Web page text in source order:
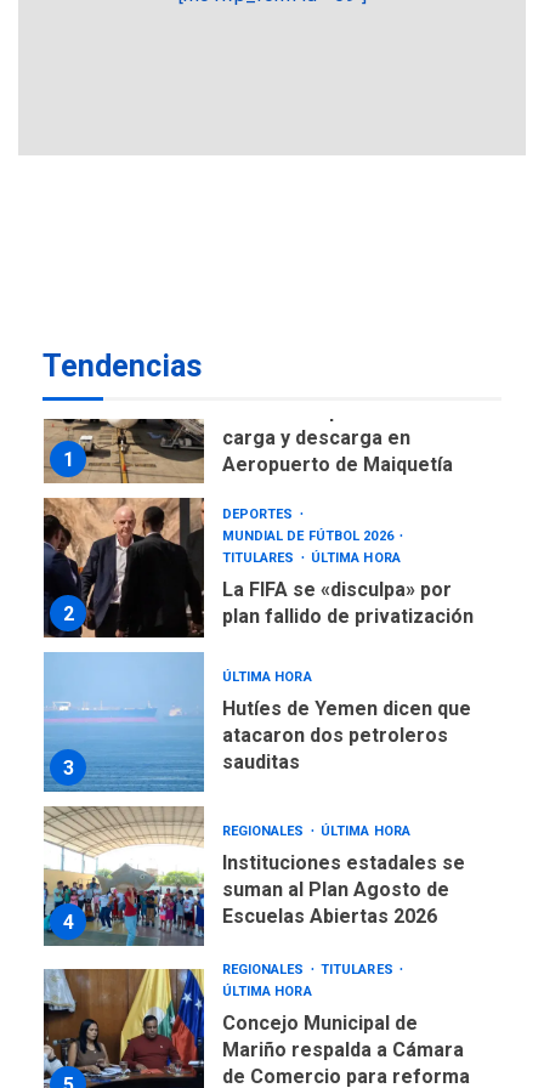
Tendencias
ÚLTIMA HORA
DESTACADOS
NACIONALES
1
carga y descarga en
Aeropuerto de Maiquetía
2
DEPORTES
MUNDIAL DE FÚTBOL 2026
TITULARES
ÚLTIMA HORA
La FIFA se «disculpa» por
plan fallido de privatización
3
ÚLTIMA HORA
Hutíes de Yemen dicen que
atacaron dos petroleros
sauditas
4
REGIONALES ÚLTIMA HORA
Instituciones estadales se
suman al Plan Agosto de
Escuelas Abiertas 2026
REGIONALES
TITULARES
ÚLTIMA HORA
Concejo Municipal de
Mariño respalda a Cámara
de Comercio para reforma